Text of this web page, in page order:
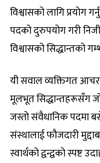
विश्वासको लागि प्रयोग
पदको दुरुपयोग गरी निजी
विश्वासको सिद्धान्तको
यी सवाल व्यक्तिगत
मूलभूत सिद्धान्तहरूसँग
जस्तो संवैधानिक पदमा
संस्थालाई फौजदारी
स्वार्थको द्वन्द्वको स्पष्ट